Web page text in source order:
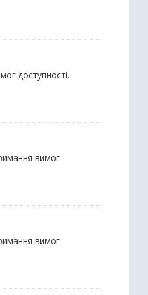
доступності.
вимог
вимог